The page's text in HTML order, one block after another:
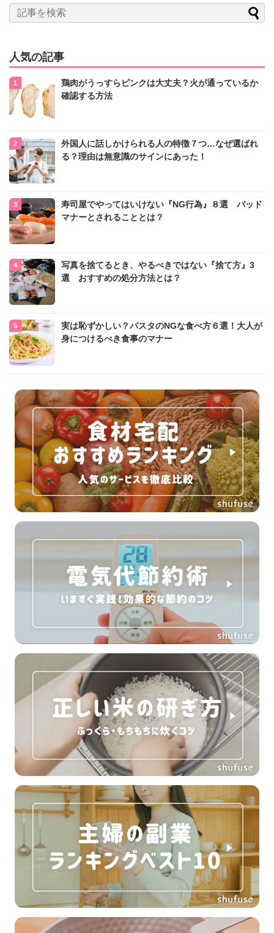
人気の記事
鶏肉がうっすらピンクは大丈夫？火が通っているか
確認する方法
外国人に話しかけられる人の特徴７つ…なぜ選ばれ
る？理由は無意識のサインにあった！
寿司屋でやってはいけない『NG行為』８選 バッド
マナーとされることとは？
写真を捨てるとき、やるべきではない『捨て方』3
選 おすすめの処分方法とは？
実は恥ずかしい？パスタのNGな食べ方６選！大人が
身につけるべき食事のマナー